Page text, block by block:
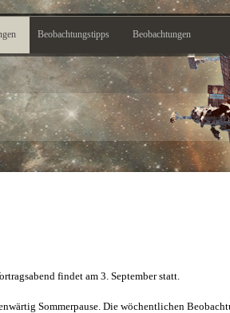
Beobachtungstipps Beobachtungen
findet am 3. September statt.
Sommerpause. Die wöchentlichen